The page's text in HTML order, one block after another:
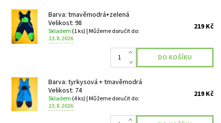
Barva: tmavěmodrá+zelená
Velikost: 98
Skladem (1 ks)| Můžeme doručit do:
13.8.2026
219 Kč
Barva: tyrkysová + tmavěmodrá
Velikost: 74
Skladem (4 ks)| Můžeme doručit do:
13.8.2026
219 Kč